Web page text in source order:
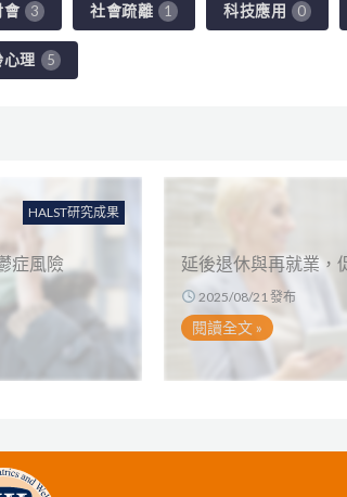
會 3 社會疏離 1 科技應用 0
心理 5
HALST研究成果
症風險 延後退休與再就業，
2025/08/21 發布
閱讀全文 »